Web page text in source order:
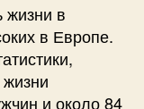
жизни в
в Европе.
и около 84